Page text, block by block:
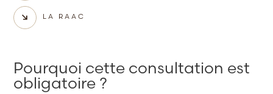
LA RAAC
Pourquoi cette consultation est
obligatoire ?